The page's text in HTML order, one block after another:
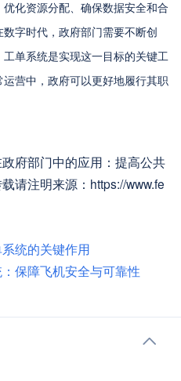
化资源分配、确保数据安全和合
字时代，政府部门需要不断创
单系统是实现这一目标的关键工
营中，政府可以更好地履行其职
府部门中的应用：提高公共
请注明来源：https://www.fe
统的关键作用
保障飞机安全与可靠性